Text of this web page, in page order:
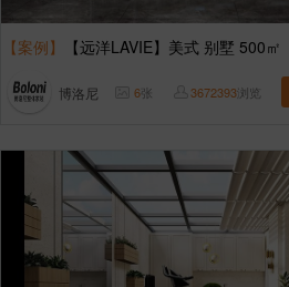
【案例】 【远洋LAVIE】美式 别墅 500㎡
博洛尼 6张 3672393浏览